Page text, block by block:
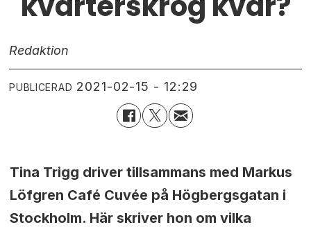
Redaktion
PUBLICERAD 2021-02-15 - 12:29
Tina Trigg driver tillsammans med Markus
Löfgren Café Cuvée på Högbergsgatan i
Stockholm. Här skriver hon om vilka